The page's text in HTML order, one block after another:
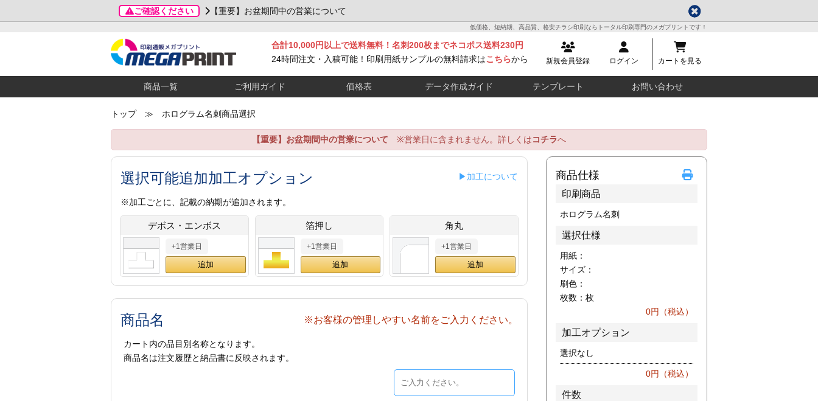
ご確認ください 【重要】お盆期間中の営業について
低価格、短納期、高品質、格安チラシ印刷ならトータル印刷専門のメガプリントです！
新規会員登録 ログイン カートを見る
合計10,000円以上で送料無料！名刺200枚までネコポス送料230円
24時間注文・入稿可能！印刷用紙サンプルの無料請求はこちらから
商品一覧 ご利用ガイド 価格表 データ作成ガイド テンプレート お問い合わせ
トップ≫ ホログラム名刺商品選択
【重要】お盆期間中の営業について ※営業日に含まれません。詳しくはコチラへ
選択可能追加加工オプション ▶加工について
※加工ごとに、記載の納期が追加されます。
デボス・エンボス
+1営業日
箔押し
+1営業日
角丸
+1営業日
商品名 ※お客様の管理しやすい名前をご入力ください。
カート内の品目別名称となります。
商品名は注文履歴と納品書に反映されます。
商品仕様
印刷商品
ホログラム名刺
選択仕様
用紙：
サイズ：
刷色：
枚数： 枚
0円（税込）
加工オプション
選択なし
0円（税込）
件数